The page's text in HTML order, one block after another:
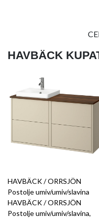
HAVBÄCK
HAVBÄCK / ORRSJÖN
Postolje umiv/umiv/slavina
HAVBÄCK / ORRSJÖN
Postolje umiv/umiv/slavina,